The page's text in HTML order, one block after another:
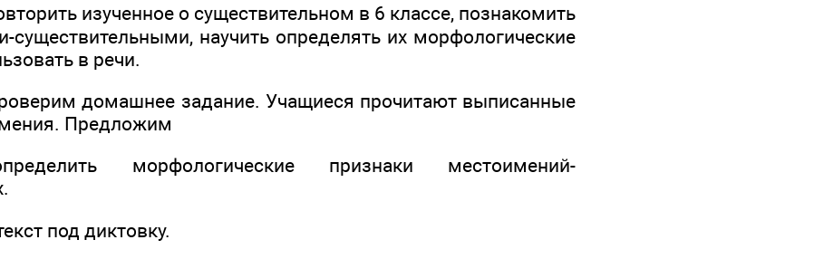
изученное о существительном в 6 классе, познакомить
существительными, научить определять их морфологические
в речи.
домашнее задание. Учащиеся прочитают выписанные
Предложим
морфологические признаки местоимений-
под диктовку.